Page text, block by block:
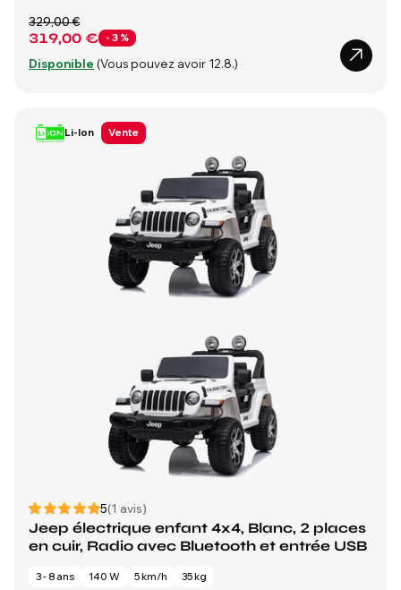
319,00 € - 3 %
329,00 €
Disponible (Vous pouvez avoir 12.8.)
Li-Ion Vente
5(1 avis)
Jeep électrique enfant 4x4, Blanc, 2 places
en cuir, Radio avec Bluetooth et entrée USB
3 - 8 ans 140 W 5 km/h 35 kg